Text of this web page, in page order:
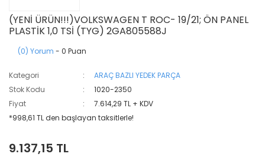
(YENİ ÜRÜN!!!)VOLKSWAGEN T ROC- 19/21; ÖN PANEL
PLASTİK 1,0 TSİ (TYG) 2GA805588J
(0) Yorum - 0 Puan
Kategori
ARAÇ BAZLI YEDEK PARÇA
Stok Kodu
1020-2350
Fiyat
7.614,29 TL + KDV
*998,61 TL den başlayan taksitlerle!
9.137,15 TL